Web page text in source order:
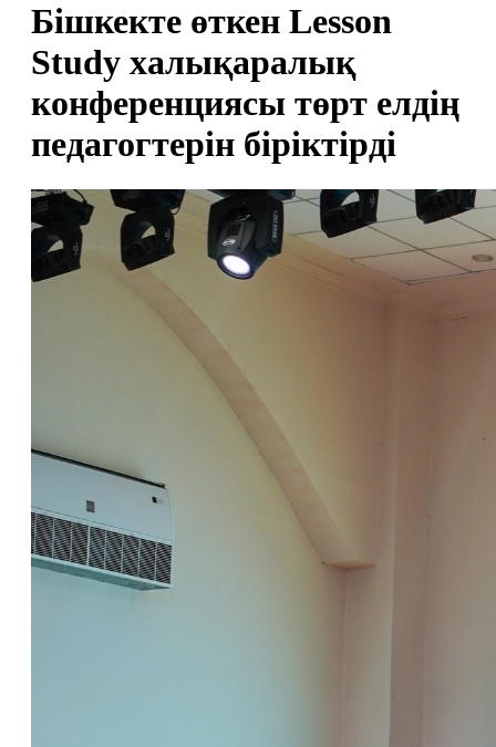
Бішкекте өткен Lesson
Study халықаралық
конференциясы төрт елдің
педагогтерін біріктірді